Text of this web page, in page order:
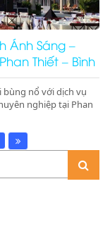
Ánh Sáng –
Thiết – Bình
bùng nổ với dịch vụ
nghiệp tại Phan